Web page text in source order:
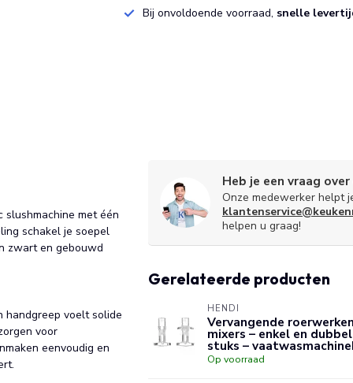
Bij onvoldoende voorraad, snelle
slushmachine met één
schakel je soepel
zwart en gebouwd
handgreep voelt solide
voor
eenvoudig en
Heb je een vraag
Onze medewerker helpt
helpen u graag!
Gerelateerde producten
HENDI
Vervangende
mixers – enkel en
stuks –
Op voorraad